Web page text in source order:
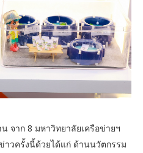
จาก 8 มหาวิทยาลัยเครือข่ายฯ
าวครั้งนี้ด้วยได้แก่ ด้านนวัตกรรม